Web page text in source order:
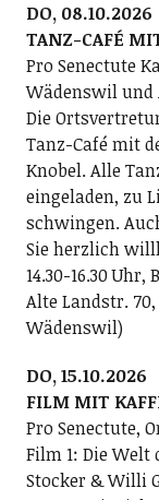
DO, 08.10.2026
TANZ-CAFÉ
Pro Senectute
Wädenswil und
Die
Tanz-Café mit
Knobel. Alle
eingeladen, zu
schwingen.
Sie herzlich
14.30-16.30
Alte Landstr.
Wädenswil)
DO, 15.10.2026
FILM MIT
Pro Senectute,
Film 1: Die Welt
Stocker & Willi